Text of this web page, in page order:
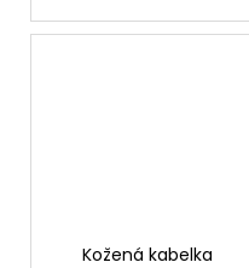
Kožená kabelka